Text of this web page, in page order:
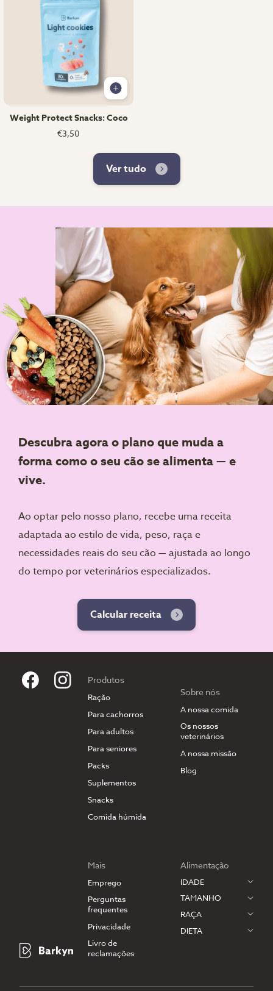
Weight Protect Snacks: Coco
€3,50
Ver tudo
Descubra agora o plano que muda a
forma como o seu cão se alimenta — e
vive.
Ao optar pelo nosso plano, recebe uma receita
adaptada ao estilo de vida, peso, raça e
necessidades reais do seu cão — ajustada ao longo
do tempo por veterinários especializados.
Calcular receita
Produtos
Ração
Para cachorros
Para adultos
Para seniores
Packs
Suplementos
Snacks
Comida húmida
Sobre nós
A nossa comida
Os nossos
veterinários
A nossa missão
Blog
Mais
Emprego
Perguntas
frequentes
Privacidade
Livro de
reclamações
Alimentação
IDADE
TAMANHO
RAÇA
DIETA